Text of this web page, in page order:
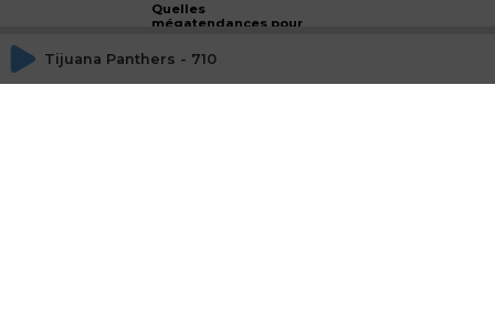
Quelles
mégatendances pour
Tijuana Panthers - 710